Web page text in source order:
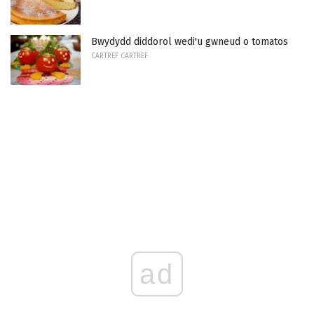
Bwydydd diddorol wedi'u gwneud o tomatos
CARTREF CARTREF
ad